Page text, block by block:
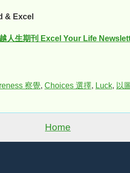
& Excel
人生期刊 Excel Your Life
察覺, Choices 選擇, Luck, 以
Home